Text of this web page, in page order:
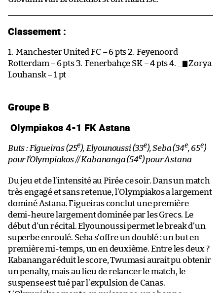
Classement :
1. Manchester United FC – 6 pts 2. Feyenoord
Rotterdam – 6 pts 3. Fenerbahçe SK – 4 pts 4.
Zorya
Louhansk – 1 pt
Groupe B
Olympiakos 4-1 FK Astana
Buts : Figueiras (25e), Elyounoussi (33e), Seba (34e, 65e)
pour l’Olympiakos // Kabananga (54e) pour Astana
Du jeu et de l’intensité au Pirée ce soir. Dans un match
très engagé et sans retenue, l’Olympiakos a largement
dominé Astana. Figueiras conclut une première
demi-heure largement dominée par les Grecs. Le
début d’un récital. Elyounoussi permet le break d’un
superbe enroulé. Seba s’offre un doublé : un but en
première mi-temps, un en deuxième. Entre les deux ?
Kabananga réduit le score, Twumasi aurait pu obtenir
un penalty, mais au lieu de relancer le match, le
suspense est tué par l’expulsion de Canas.